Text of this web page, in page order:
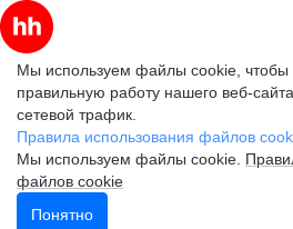
Мы используем файлы cookie, чтобы
правильную работу нашего веб-
сетевой трафик.
Правила использования файлов
Мы используем файлы cookie.
файлов cookie
Понятно